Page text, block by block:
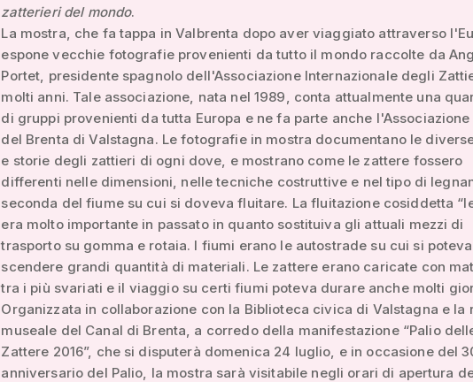
zatterieri del mondo.
La mostra, che fa tappa in Valbrenta dopo aver viaggiato attraverso
espone vecchie fotografie provenienti da tutto il mondo raccolte da
Portet, presidente spagnolo dell'Associazione Internazionale degli
molti anni. Tale associazione, nata nel 1989, conta attualmente una
di gruppi provenienti da tutta Europa e ne fa parte anche
del Brenta di Valstagna. Le fotografie in mostra documentano le
e storie degli zattieri di ogni dove, e mostrano come le zattere fossero
differenti nelle dimensioni, nelle tecniche costruttive e nel tipo di
seconda del fiume su cui si doveva fluitare. La fluitazione cosiddetta
era molto importante in passato in quanto sostituiva gli attuali mezzi di
trasporto su gomma e rotaia. I fiumi erano le autostrade su cui si
scendere grandi quantità di materiali. Le zattere erano caricate con
tra i più svariati e il viaggio su certi fiumi poteva durare anche molti
Organizzata in collaborazione con la Biblioteca civica di Valstagna e la
museale del Canal di Brenta, a corredo della manifestazione “Palio
Zattere 2016”, che si disputerà domenica 24 luglio, e in occasione del
anniversario del Palio, la mostra sarà visitabile negli orari di apertura